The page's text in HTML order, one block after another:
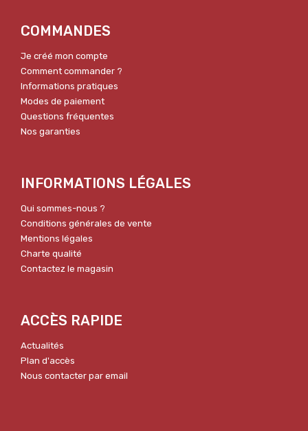
COMMANDES
Je créé mon compte
Comment commander ?
Informations pratiques
Modes de paiement
Questions fréquentes
Nos garanties
INFORMATIONS LÉGALES
Qui sommes-nous ?
Conditions générales de vente
Mentions légales
Charte qualité
Contactez le magasin
ACCÈS RAPIDE
Actualités
Plan d'accès
Nous contacter par email